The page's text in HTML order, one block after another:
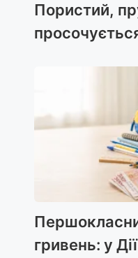
Пористий,
гривень: у